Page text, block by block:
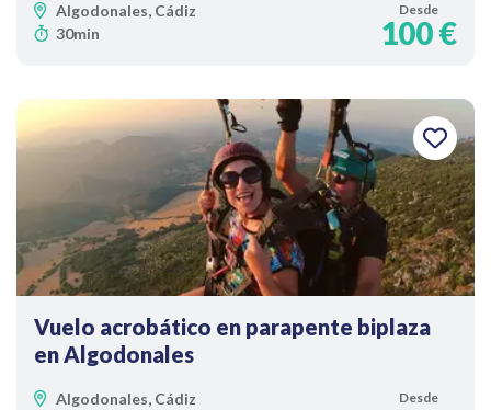
Algodonales, Cádiz
30min
Desde
100 €
Vuelo acrobático en parapente biplaza
en Algodonales
Algodonales, Cádiz Desde